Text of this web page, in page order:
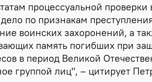
процессуальной проверки
по признакам
воинских захоронений, а
память погибших при
в период Великой
группой лиц", – цитирует